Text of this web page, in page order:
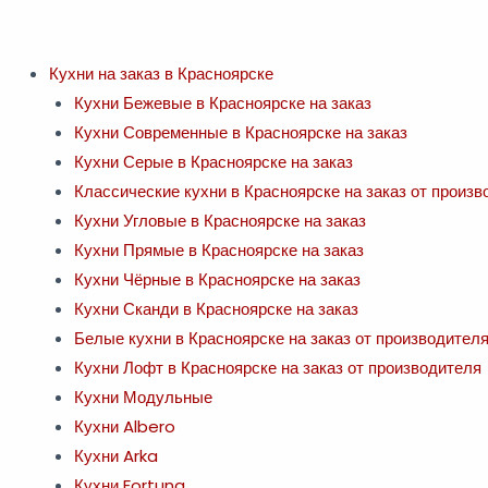
содержимомуКухни на заказ в Красноярске
Кухни Бежевые в Красноярске на заказ
Кухни Современные в Красноярске на заказ
Кухни Серые в Красноярске на заказ
Классические кухни в Красноярске на заказ от
Кухни Угловые в Красноярске на заказ
Кухни Прямые в Красноярске на заказ
Кухни Чёрные в Красноярске на заказ
Кухни Сканди в Красноярске на заказ
Белые кухни в Красноярске на заказ от производителя
Кухни Лофт в Красноярске на заказ от производителя
Кухни Модульные
Кухни Albero
Кухни Arka